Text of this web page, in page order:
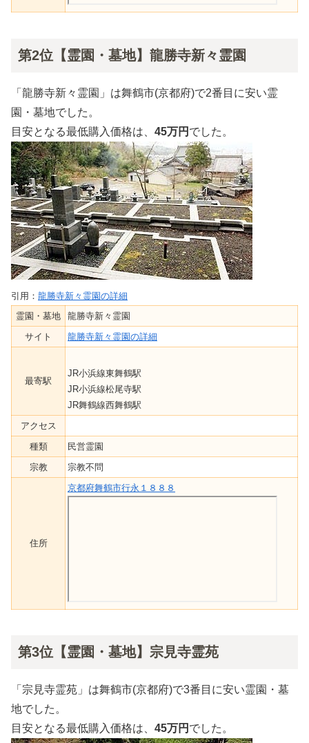
第2位【霊園・墓地】龍勝寺新々霊園
「龍勝寺新々霊園」は舞鶴市(京都府)で2番目に安い霊
園・墓地でした。
目安となる最低購入価格は、 45万円 でした。
引用： 龍勝寺新々霊園の詳細
霊園・墓地
龍勝寺新々霊園
サイト
龍勝寺新々霊園の詳細
最寄駅
JR小浜線東舞鶴駅
JR小浜線松尾寺駅
JR舞鶴線西舞鶴駅
アクセス
種類
民営霊園
宗教
宗教不問
住所
京都府舞鶴市行永１８８８
第3位【霊園・墓地】宗見寺霊苑
「宗見寺霊苑」は舞鶴市(京都府)で3番目に安い霊園・墓
地でした。
目安となる最低購入価格は、 45万円 でした。